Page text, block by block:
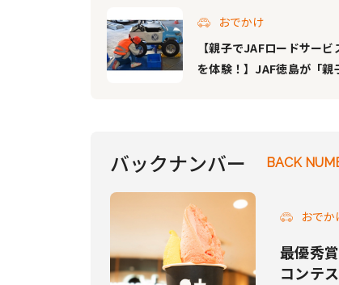
おでかけ
【親子でJAFロードサービ
を体験！】JAF徳島が「親
バックナンバー BACK
おでか
最優秀
コンテ